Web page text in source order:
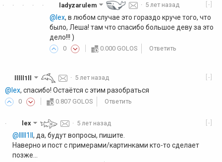
·
·
·
·
· [-]
ladyzarulem · 5 лет назад
@lex, в любом случае это гораздо круче того, что
было, Леша! там что спасибо большое деву за это
дело!!! )
0 0.000 GOLOS Ответить
[-]
lllll1ll · 5 лет назад
@lex, спасибо! Остаётся с этим разобраться
0 0.807 GOLOS Ответить
· [-]
lex · 5 лет назад
@lllll1ll , да, будут вопросы, пишите.
Наверно и пост с примерами/картинками кто-то сделает
позже...